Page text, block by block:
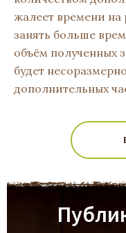
жалеет времени на
занять больше
объём полученных
будет
дополнительных